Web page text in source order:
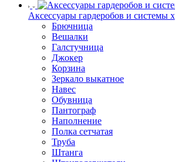
Аксессуары гардеробов и системы
Брючница
Вешалки
Галстучница
Джокер
Корзина
Зеркало выкатное
Навес
Обувница
Пантограф
Наполнение
Полка сетчатая
Труба
Штанга